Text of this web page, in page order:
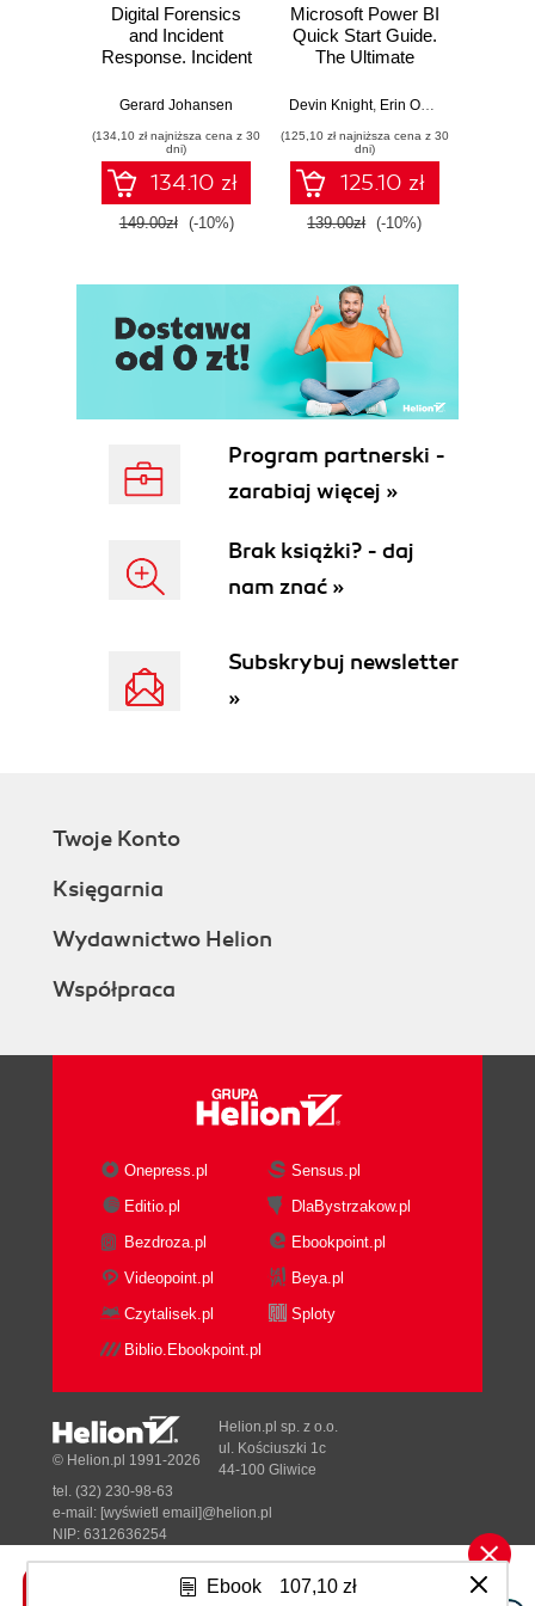
Digital Forensics
and Incident
Response. Incident
and techniques for
threat response -
Fourth Edition
Gerard Johansen
(134,10 zł najniższa cena z 30
dni)
134.10 zł
149.00zł (-10%)
Microsoft Power BI
Quick Start Guide.
The Ultimate
to Power BI, Data
Tools, and
Microsoft Fabric -
Fourth Edition
Devin Knight, Erin Ostrowsky
(125,10 zł najniższa cena z 30
dni)
125.10 zł
139.00zł (-10%)
Ebook 107,10 zł
Program partnerski -
zarabiaj więcej »
Brak książki? - daj
nam znać »
Subskrybuj newsletter
»
Twoje Konto
Księgarnia
Wydawnictwo Helion
Współpraca
Onepress.pl
Sensus.pl
Editio.pl
DlaBystrzakow.pl
Bezdroza.pl
Ebookpoint.pl
Videopoint.pl
Beya.pl
Czytalisek.pl
Sploty
Biblio.Ebookpoint.pl
Tonik.pl
© Helion.pl 1991-2026
Helion.pl sp. z o.o.
ul. Kościuszki 1c
44-100 Gliwice
tel. (32) 230-98-63
e-mail: [wyświetl email]@helion.pl
NIP: 6312636254